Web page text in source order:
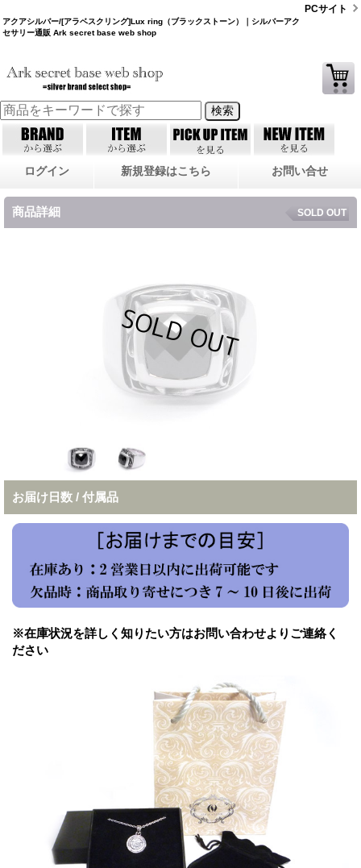
アクアシルバー/[アラベスクリング]Lux ring（ブラックストーン）｜シルバーアク
セサリー通販 Ark secret base web shop
PCサイト
ログイン 新規登録はこちら お問い合せ
商品詳細 SOLD OUT
お届け日数 / 付属品
※在庫状況を詳しく知りたい方はお問い合わせよりご連絡く
ださい